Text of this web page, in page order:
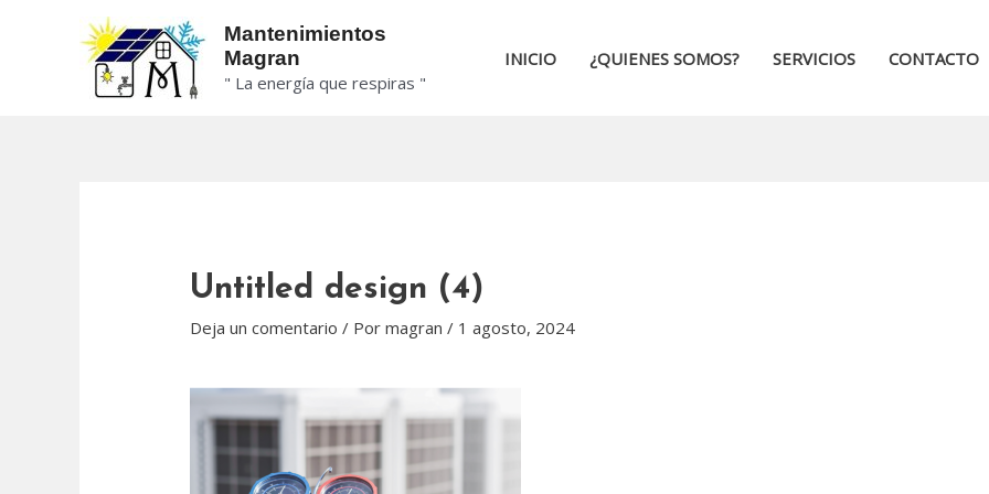
Mantenimientos
Magran
" La energía que respiras "
INICIO ¿QUIENES SOMOS? SERVICIOS CONTACTO
Untitled design (4)
Deja un comentario / Pormagran/ 1 agosto, 2024